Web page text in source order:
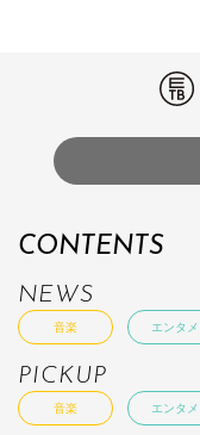
CONTENTS
NEWS
音楽 エンタメ
PICKUP
音楽 エンタメ